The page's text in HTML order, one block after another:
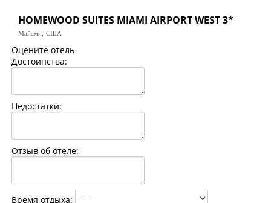
Страны
Как купить
Контакты
HOMEWOOD SUITES MIAMI AIRPORT WEST 3*
Майами, США
Оцените отель
Достоинства:
Недостатки:
Отзыв об отеле:
Время отдыха: